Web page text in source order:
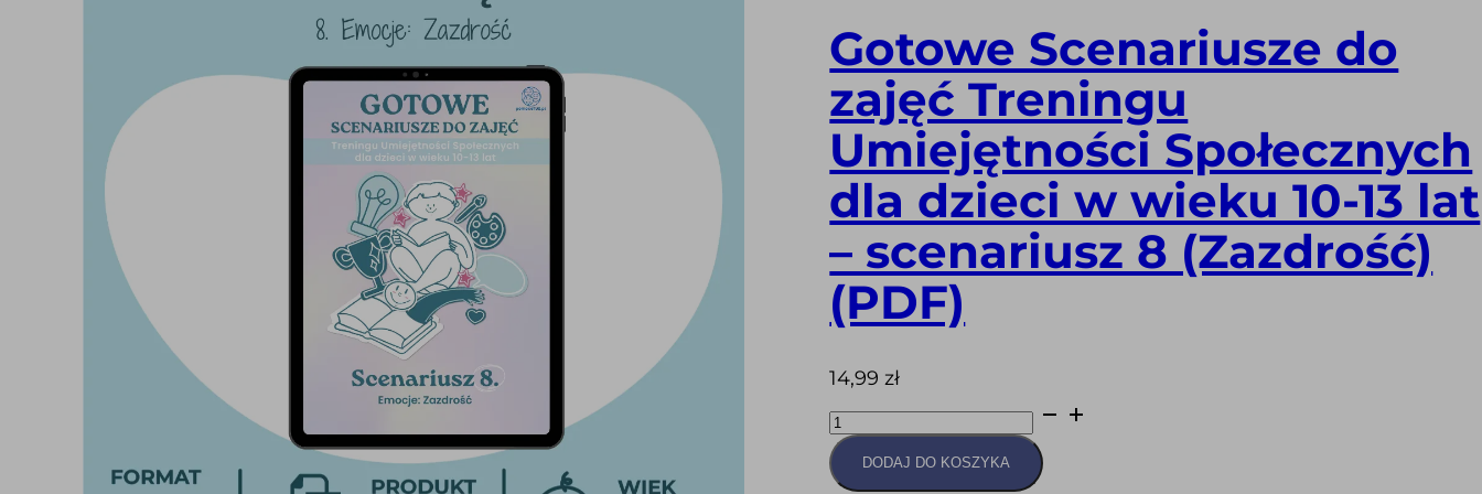
Gotowe Scenariusze do
zajęć Treningu
Umiejętności Społecznych
dla dzieci w wieku 10-13 lat
– scenariusz 8 (Zazdrość)
(PDF)
14,99zł
Gotowe
Scenariusze
do
zajęć
Treningu
DODAJ DO KOSZYKA